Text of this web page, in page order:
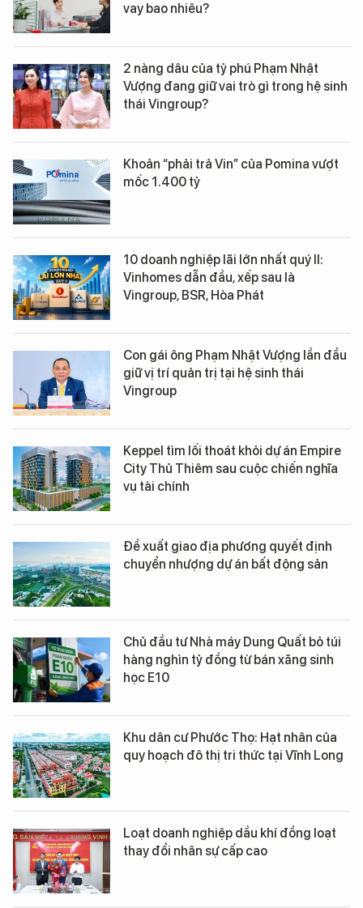
vay bao nhiêu?
2 nàng dâu của tỷ phú Phạm Nhật
Vượng đang giữ vai trò gì trong hệ sinh
thái Vingroup?
Khoản “phải trả Vin” của Pomina vượt
mốc 1.400 tỷ
10 doanh nghiệp lãi lớn nhất quý II:
Vinhomes dẫn đầu, xếp sau là
Vingroup, BSR, Hòa Phát
Con gái ông Phạm Nhật Vượng lần đầu
giữ vị trí quản trị tại hệ sinh thái
Vingroup
Keppel tìm lối thoát khỏi dự án Empire
City Thủ Thiêm sau cuộc chiến nghĩa
vụ tài chính
Đề xuất giao địa phương quyết định
chuyển nhượng dự án bất động sản
Chủ đầu tư Nhà máy Dung Quất bỏ túi
hàng nghìn tỷ đồng từ bán xăng sinh
học E10
Khu dân cư Phước Thọ: Hạt nhân của
quy hoạch đô thị tri thức tại Vĩnh Long
Loạt doanh nghiệp dầu khí đồng loạt
thay đổi nhân sự cấp cao